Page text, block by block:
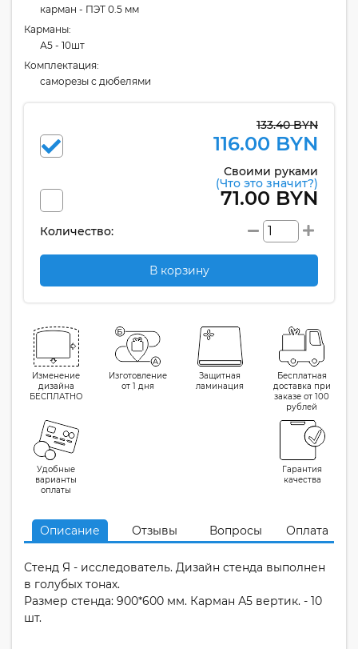
карман - ПЭТ 0.5 мм
Карманы:
А5 - 10шт
Комплектация:
cаморезы с дюбелями
133.40 BYN
116.00 BYN
Своими руками
(Что это значит?)
71.00 BYN
Количество:
В корзину
Изменение
дизайна
БЕСПЛАТНО
Изготовление
от 1 дня
Защитная
ламинация
Бесплатная
доставка при
заказе от 100
рублей
Удобные
варианты
оплаты
Гарантия
качества
Описание Отзывы Вопросы Оплата
Стенд Я - исследователь. Дизайн стенда выполнен
в голубых тонах.
Размер стенда: 900*600 мм. Карман А5 вертик. - 10
шт.